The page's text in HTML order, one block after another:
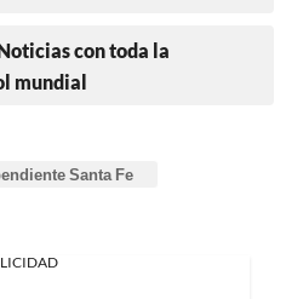
con toda la
mundial
Santa Fe